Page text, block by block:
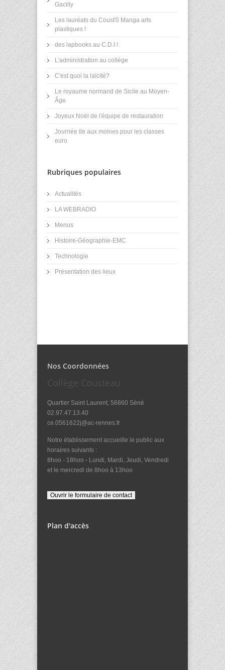
Gacilly
Les lauréats du Coust'ô Manga arts
plastiques !
des lapbooks au C.D.I !
L'administration au collège
C'est quoi la laïcité?
Le royaume normand de Sicile au Moyen-
Âge
Joyeux Noël de l'équipe de restauration
Journée Ile aux moines pour les classes
euro
Rubriques populaires
Actualités
LA WEBRADIO
Menus
Histoire-Géographie-EMC
Technologie
Présentation des lieux
Nos Coordonnées
Collège Cousteau
Quartier Saint Laurent, 56860 Séné
02.97.47.13.40
ce.0561622j@ac-rennes.fr
Notre établissement accueille le public aux
horaires suivants :
8hoo - 18hoo - Lundi, Mardi, Jeudi, Vendredi
et le mercredi de 8hoo à 13hoo
Plan d'accès